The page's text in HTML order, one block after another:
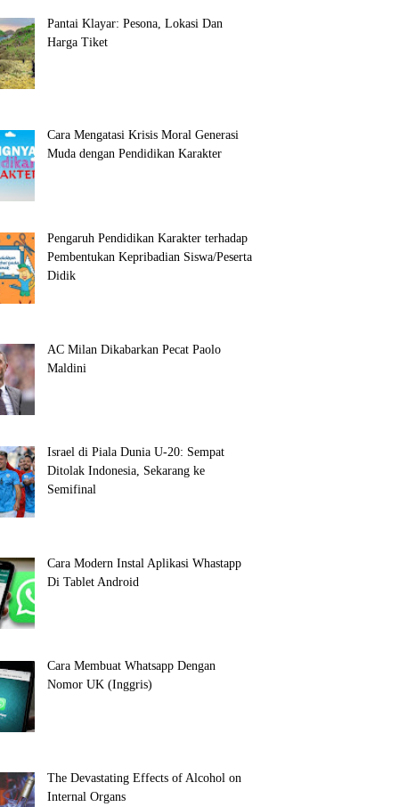
Pantai Klayar: Pesona, Lokasi Dan
Harga Tiket
Cara Mengatasi Krisis Moral Generasi
Muda dengan Pendidikan Karakter
Pengaruh Pendidikan Karakter terhadap
Pembentukan Kepribadian Siswa/Peserta
Didik
AC Milan Dikabarkan Pecat Paolo
Maldini
Israel di Piala Dunia U-20: Sempat
Ditolak Indonesia, Sekarang ke
Semifinal
Cara Modern Instal Aplikasi Whastapp
Di Tablet Android
Cara Membuat Whatsapp Dengan
Nomor UK (Inggris)
The Devastating Effects of Alcohol on
Internal Organs